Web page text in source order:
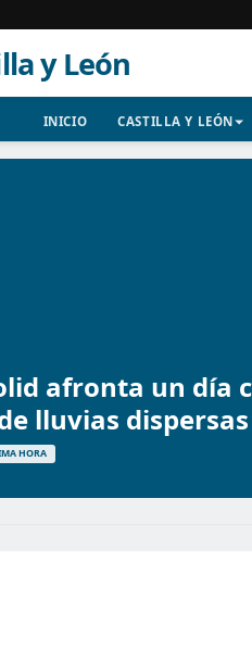
y León
INICIO CASTILLA Y LEÓN
afronta un día
lluvias dispersas
HORA